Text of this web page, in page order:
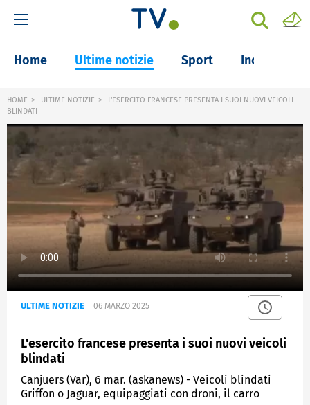
Home Ultime notizie Sport Inchieste
HOME ULTIME NOTIZIE
L'ESERCITO FRANCESE PRESENTA I SUOI NUOVI VEICOLI
BLINDATI
ULTIME NOTIZIE 06 MARZO 2025
L'esercito francese presenta i suoi nuovi veicoli
blindati
Canjuers (Var), 6 mar. (askanews) - Veicoli blindati
Griffon o Jaguar, equipaggiati con droni, il carro